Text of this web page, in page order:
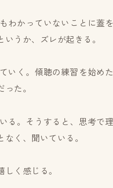
かっていないことに蓋を
うか、ズレが起きる。
いく。傾聴の練習を始め
た。
る。そうすると、思考で
く、聞いている。
く感じる。